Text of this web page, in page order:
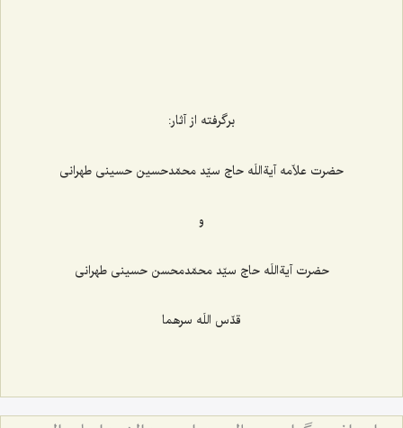
برگرفته از آثار:
حضرت علاّمه آیةاللَه حاج سیّد محمّدحسین حسینی طهرانی
و
حضرت آیةاللَه حاج سیّد محمّدمحسن حسینی طهرانی
قدّس اللَه سرهما